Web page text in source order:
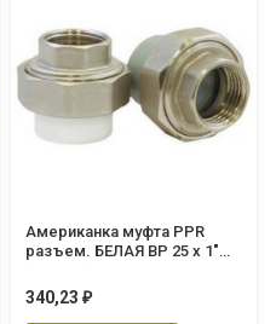
Американка муфта PPR
разъем. БЕЛАЯ ВР 25 х 1"
340,23 ₽